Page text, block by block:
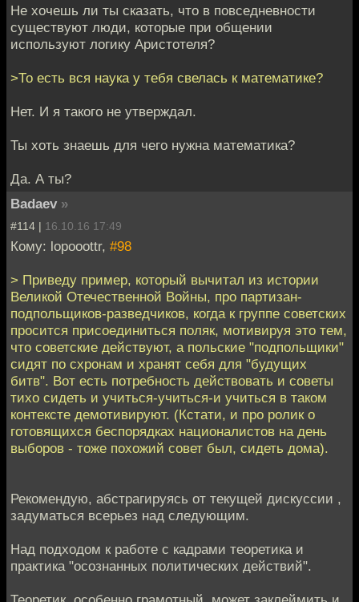
Не хочешь ли ты сказать, что в повседневности
существуют люди, которые при общении
используют логику Аристотеля?
>То есть вся наука у тебя свелась к математике?
Нет. И я такого не утверждал.
Ты хоть знаешь для чего нужна математика?
Да. А ты?
Badaev »
#114 | 16.10.16 17:49
Кому: lopooottr, #98
> Приведу пример, который вычитал из истории
Великой Отечественной Войны, про партизан-
подпольщиков-разведчиков, когда к группе советских
просится присоединиться поляк, мотивируя это тем,
что советские действуют, а польские "подпольщики"
сидят по схронам и хранят себя для "будущих
битв". Вот есть потребность действовать и советы
тихо сидеть и учиться-учиться-и учиться в таком
контексте демотивируют. (Кстати, и про ролик о
готовящихся беспорядках националистов на день
выборов - тоже похожий совет был, сидеть дома).
Рекомендую, абстрагируясь от текущей дискуссии ,
задуматься всерьез над следующим.
Над подходом к работе с кадрами теоретика и
практика "осознанных политических действий".